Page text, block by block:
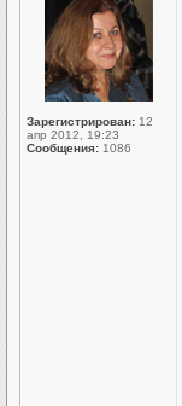
Зарегистрирован: 12
апр 2012, 19:23
Сообщения: 1086